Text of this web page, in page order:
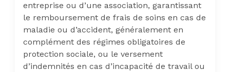
entreprise ou d’une association, garantissant
le remboursement de frais de soins en cas de
maladie ou d’accident, généralement en
complément des régimes obligatoires de
protection sociale, ou le versement
d’indemnités en cas d’incapacité de travail ou